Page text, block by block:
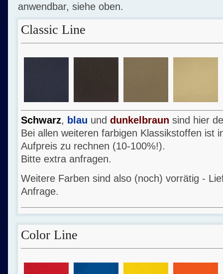
anwendbar, siehe oben.
Classic Line
Schwarz, blau und dunkelbraun sind hier
Bei allen weiteren farbigen Klassikstoffen ist
Aufpreis zu rechnen (10-100%!).
Bitte extra anfragen.
Weitere Farben sind also (noch) vorrätig -
Anfrage.
Color Line